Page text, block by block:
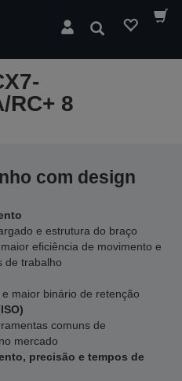
Pesquisar
RC+ 8
com design
e estrutura do braço
eficiência de movimento e
de trabalho
maior binário de retenção
comuns de
mercado
precisão e tempos de